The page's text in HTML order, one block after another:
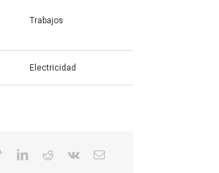
Trabajos
Electricidad